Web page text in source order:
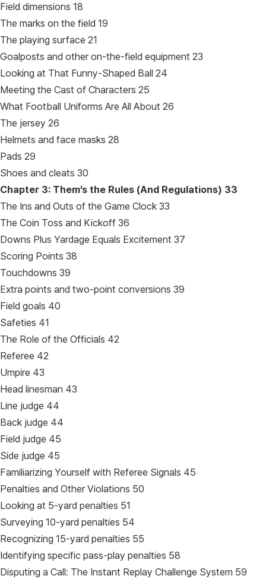
Field dimensions 18
The marks on the field 19
The playing surface 21
Goalposts and other on-the-field equipment 23
Looking at That Funny-Shaped Ball 24
Meeting the Cast of Characters 25
What Football Uniforms Are All About 26
The jersey 26
Helmets and face masks 28
Pads 29
Shoes and cleats 30
Chapter 3: Them’s the Rules (And Regulations) 33
The Ins and Outs of the Game Clock 33
The Coin Toss and Kickoff 36
Downs Plus Yardage Equals Excitement 37
Scoring Points 38
Touchdowns 39
Extra points and two-point conversions 39
Field goals 40
Safeties 41
The Role of the Officials 42
Referee 42
Umpire 43
Head linesman 43
Line judge 44
Back judge 44
Field judge 45
Side judge 45
Familiarizing Yourself with Referee Signals 45
Penalties and Other Violations 50
Looking at 5-yard penalties 51
Surveying 10-yard penalties 54
Recognizing 15-yard penalties 55
Identifying specific pass-play penalties 58
Disputing a Call: The Instant Replay Challenge System 59